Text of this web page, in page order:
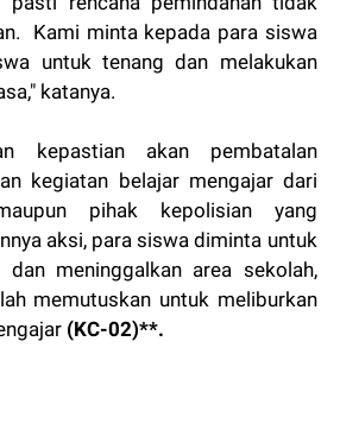
Kami minta kepada para siswa
untuk tenang dan melakukan
katanya.
kepastian akan pembatalan
kegiatan belajar mengajar dari
pihak kepolisian yang
aksi, para siswa diminta untuk
dan meninggalkan area sekolah,
memutuskan untuk meliburkan
(KC-02)**.